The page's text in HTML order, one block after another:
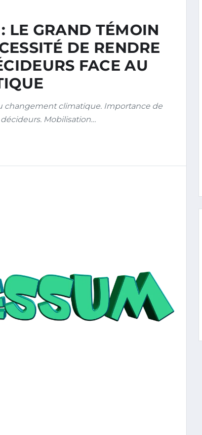
LE GRAND TÉMOIN
DE RENDRE
FACE AU
changement climatique. Importance de
Mobilisation…